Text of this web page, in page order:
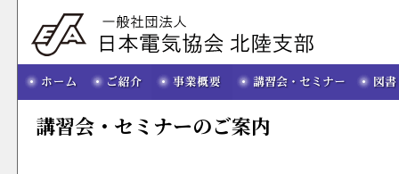
講習会・セミナーのご案内